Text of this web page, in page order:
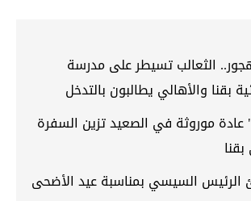
الثعالب تسيطر على مدرسة
بقنا والأهالي يطالبون بالتدخل
عادة موروثة في الصعيد تزين السفرة
الرئيس السيسي بمناسبة عيد الأضحى